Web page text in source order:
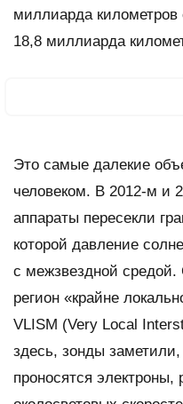
миллиарда
18,8 миллиарда
Это самые далекие
человеком. В 2012-м и
аппараты пересекли
которой давление
с межзвездной средой.
регион «крайне
VLISM (Very Local
здесь, зонды
проносятся электроны,